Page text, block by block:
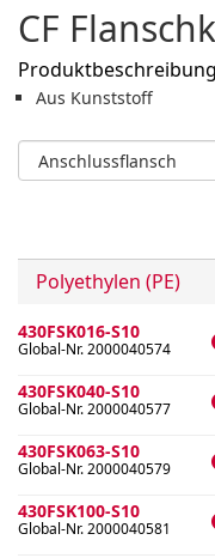
CF
Produktbeschreibung
Aus Kunststoff
Polyethylen (PE)
430FSK016-S10
Global-Nr. 2000040574
430FSK040-S10
Global-Nr. 2000040577
430FSK063-S10
Global-Nr. 2000040579
430FSK100-S10
Global-Nr. 2000040581